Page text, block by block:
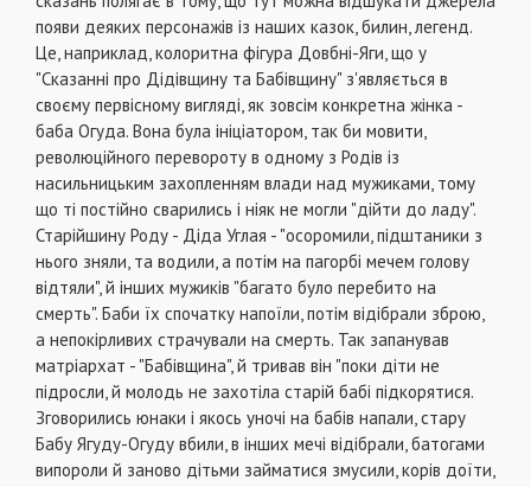
появи деяких персонажів із наших казок, билин, легенд.
Це, наприклад, колоритна фігура Довбні-Яги, що у
"Сказанні про Дідівщину та Бабівщину" з'являється в
своєму первісному вигляді, як зовсім конкретна жінка -
баба Огуда. Вона була ініціатором, так би мовити,
революційного перевороту в одному з Родів із
насильницьким захопленням влади над мужиками, тому
що ті постійно сварились і ніяк не могли "дійти до ладу".
Старійшину Роду - Діда Углая - "осоромили, підштаники з
нього зняли, та водили, а потім на пагорбі мечем голову
відтяли", й інших мужиків "багато було перебито на
смерть". Баби їх спочатку напоїли, потім відібрали зброю,
а непокірливих страчували на смерть. Так запанував
матріархат - "Бабівщина", й тривав він "поки діти не
підросли, й молодь не захотіла старій бабі підкорятися.
Зговорились юнаки і якось уночі на бабів напали, стару
Бабу Ягуду-Огуду вбили, в інших мечі відібрали, батогами
випороли й заново дітьми займатися змусили, корів доїти,